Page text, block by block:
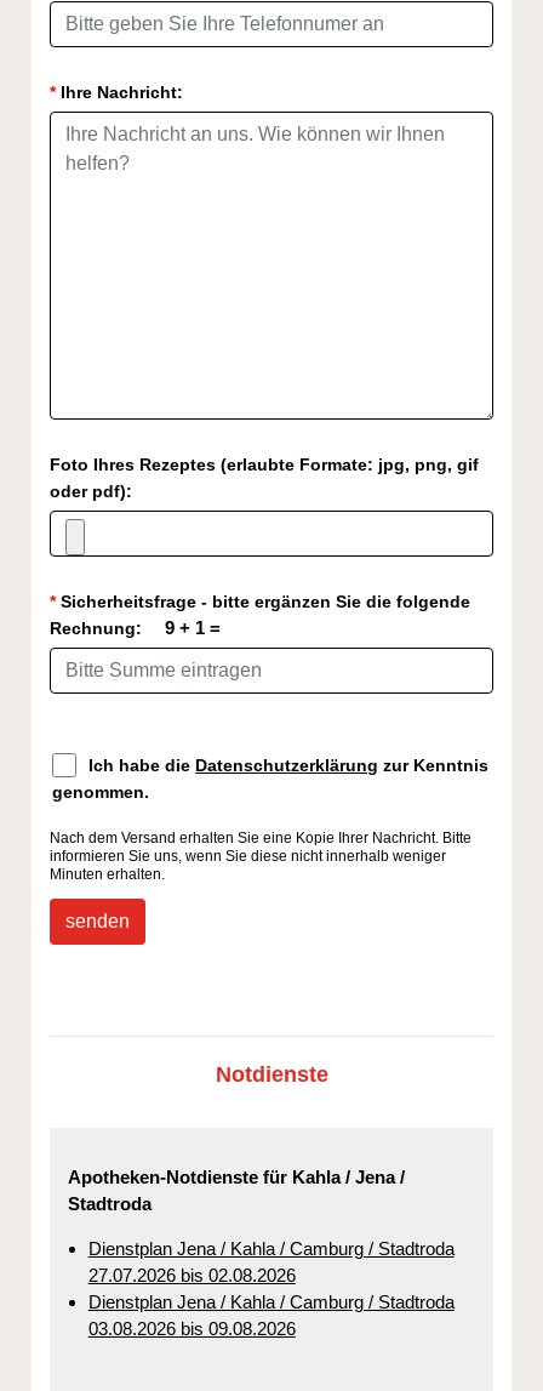
*Ihre Nachricht:
Foto Ihres Rezeptes (erlaubte Formate: jpg, png, gif
oder pdf):
*Sicherheitsfrage - bitte ergänzen Sie die folgende
Rechnung:
9+ 1 =
Ich habe die Datenschutzerklärung zur Kenntnis
genommen.
Nach dem Versand erhalten Sie eine Kopie Ihrer Nachricht. Bitte
informieren Sie uns, wenn Sie diese nicht innerhalb weniger
Minuten erhalten.
senden
Notdienste
Apotheken-Notdienste für Kahla / Jena /
Stadtroda
Dienstplan Jena / Kahla / Camburg / Stadtroda
27.07.2026 bis 02.08.2026
Dienstplan Jena / Kahla / Camburg / Stadtroda
03.08.2026 bis 09.08.2026